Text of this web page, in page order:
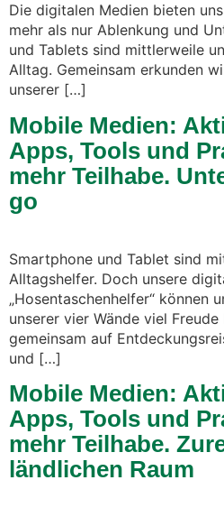
Die digitalen Medien bieten
mehr als nur Ablenkung und
und Tablets sind mittlerweile
Alltag. Gemeinsam erkunden
unserer […]
Mobile Medien:
Apps, Tools und
mehr Teilhabe.
go
Smartphone und Tablet sind
Alltagshelfer. Doch unsere
„Hosentaschenhelfer“ können
unserer vier Wände viel
gemeinsam auf
und […]
Mobile Medien:
Apps, Tools und
mehr Teilhabe.
ländlichen Raum